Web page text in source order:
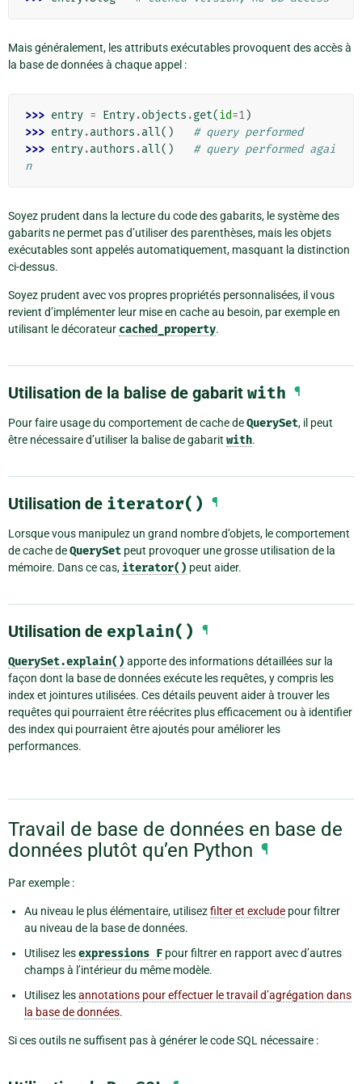
Mais généralement, les attributs exécutables provoquent des accès à
la base de données à chaque appel :
>>> entry = Entry.objects .get(id=1)
>>> entry.authors .all()
# query performed
>>> entry.authors .all()
# query performed agai
n
Soyez prudent dans la lecture du code des gabarits, le système des
gabarits ne permet pas d’utiliser des parenthèses, mais les objets
exécutables sont appelés automatiquement, masquant la distinction
ci-dessus.
Soyez prudent avec vos propres propriétés personnalisées, il vous
revient d’implémenter leur mise en cache au besoin, par exemple en
utilisant le décorateur cached_property.
Utilisation de la balise de gabarit with ¶
Pour faire usage du comportement de cache deQuerySet, il peut
être nécessaire d’utiliser la balise de gabarit with.
Utilisation de iterator() ¶
Lorsque vous manipulez un grand nombre d’objets, le comportement
de cache deQuerySet peut provoquer une grosse utilisation de la
mémoire. Dans ce cas, iterator() peut aider.
Utilisation de explain() ¶
QuerySet.explain() apporte des informations détaillées sur la
façon dont la base de données exécute les requêtes, y compris les
index et jointures utilisées. Ces détails peuvent aider à trouver les
requêtes qui pourraient être réécrites plus efficacement ou à identifier
des index qui pourraient être ajoutés pour améliorer les
performances.
Travail de base de données en base de
données plutôt qu’en Python ¶
Par exemple :
Au niveau le plus élémentaire, utilisezfilter et exclude pour filtrer
au niveau de la base de données.
Utilisez lesexpressions F pour filtrer en rapport avec d’autres
champs à l’intérieur du même modèle.
Utilisez lesannotations pour effectuer le travail d’agrégation dans
la base de données.
Si ces outils ne suffisent pas à générer le code SQL nécessaire :